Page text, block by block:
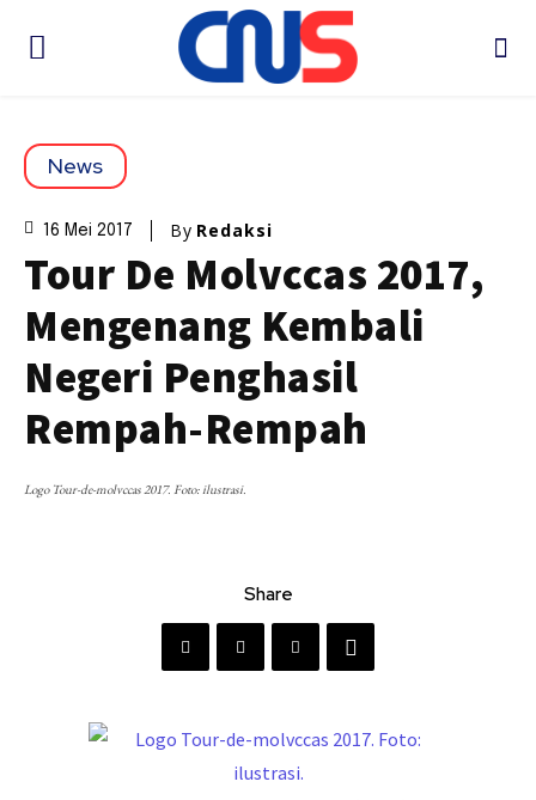
News
16 Mei 2017 By Redaksi
Tour De Molvccas 2017,
Mengenang Kembali
Negeri Penghasil
Rempah-Rempah
Logo Tour-de-molvccas 2017. Foto: ilustrasi.
Share